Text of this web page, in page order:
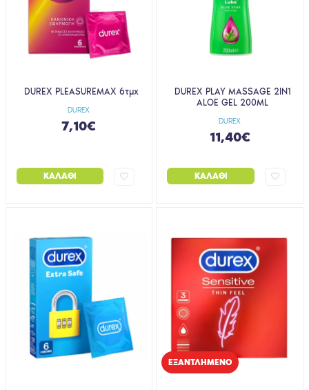
DUREX
DUREX PLEASUREMAX 6τμχ
7,10€
ΚΑΛΆΘΙ
DUREX
DUREX PLAY MASSAGE 2ΙΝ1
ALOE GEL 200ML
11,40€
ΚΑΛΆΘΙ
EΞΑΝΤΛΗΜΈΝΟ